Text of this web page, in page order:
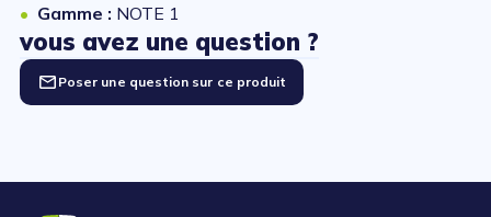
Gamme : NOTE 1
vous avez une question ?
Poser une question sur ce produit